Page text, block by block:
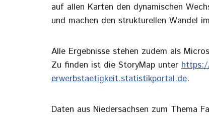
auf allen Karten den dynamischen
und machen den strukturellen Wandel
Alle Ergebnisse stehen zudem als
Zu finden ist die StoryMap unter
erwerbstaetigkeit.statistikportal.de.
Daten aus Niedersachsen zum Thema